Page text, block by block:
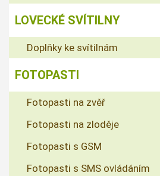
LOVECKÉ SVÍTILNY
Doplňky ke svítilnám
FOTOPASTI
Fotopasti na zvěř
Fotopasti na zloděje
Fotopasti s GSM
Fotopasti s SMS ovládáním